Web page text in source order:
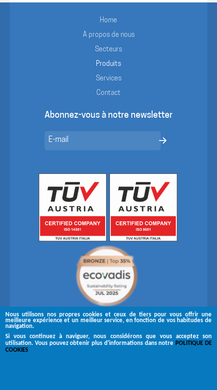
Nous utilisons nos propres cookies et ceux de tiers pour vous offrir une
meilleure expérience et un meilleur service, en fonction de vos habitudes de
navigation.
Si vous continuez à naviguer, nous considérons que vous acceptez son
utilisation. Vous pouvez obtenir plus d'informations dans notre POLITIQUE DE
COOKIES
Home
À propos de nous
Secteurs
Produits
Services
Contact
Abonnez-vous à notre newsletter
Suivez-nous sur